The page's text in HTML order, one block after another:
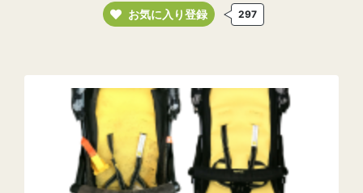
お気に入り登録 297